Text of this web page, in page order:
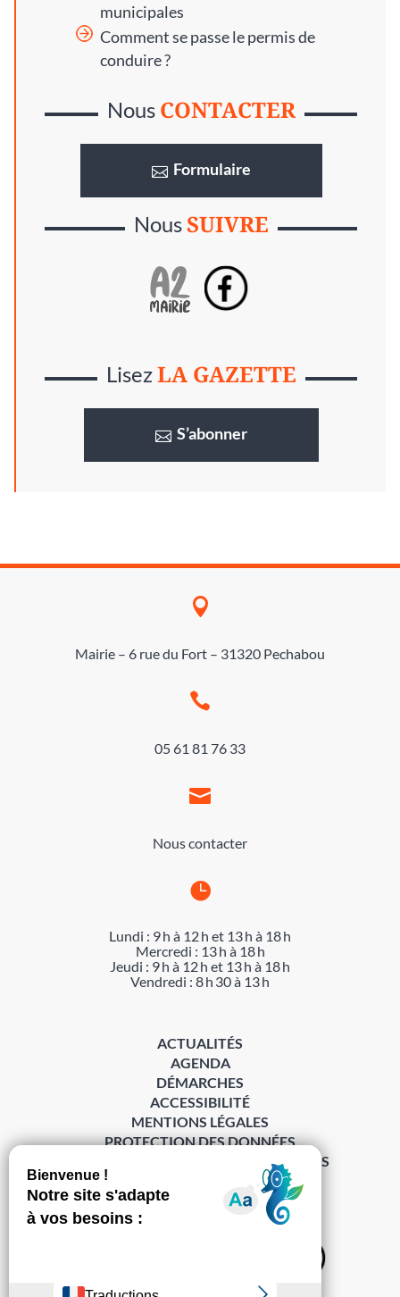
municipales
Comment se passe le permis de
conduire ?
Nous CONTACTER
Formulaire
NousSUIVRE
LisezLA GAZETTE
S’abonner

Mairie – 6 rue du Fort – 31320 Pechabou

05 61 81 76 33

Nous contacter

Lundi : 9 h à 12 h et 13 h à 18 h
Mercredi : 13 h à 18 h
Jeudi : 9 h à 12 h et 13 h à 18 h
Vendredi : 8 h 30 à 13 h
S’abonner à la Gazette ›
ACTUALITÉS
AGENDA
DÉMARCHES
ACCESSIBILITÉ
MENTIONS LÉGALES
PROTECTION DES DONNÉES
POLITIQUE DE GESTION DES COOKIES